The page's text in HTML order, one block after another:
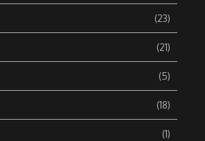
(23)
(21)
(5)
(18)
(1)